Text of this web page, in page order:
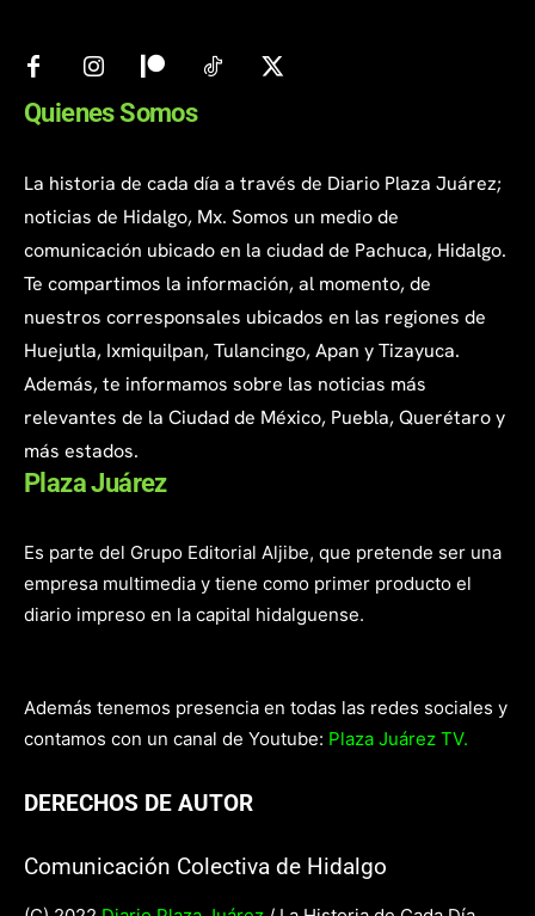
Quienes Somos
La historia de cada día a través de Diario Plaza Juárez;
noticias de Hidalgo, Mx. Somos un medio de
comunicación ubicado en la ciudad de Pachuca, Hidalgo.
Te compartimos la información, al momento, de
nuestros corresponsales ubicados en las regiones de
Huejutla, Ixmiquilpan, Tulancingo, Apan y Tizayuca.
Además, te informamos sobre las noticias más
relevantes de la Ciudad de México, Puebla, Querétaro y
más estados.
Plaza Juárez
Es parte del Grupo Editorial Aljibe, que pretende ser una
empresa multimedia y tiene como primer producto el
diario impreso en la capital hidalguense.
Además tenemos presencia en todas las redes sociales y
contamos con un canal de Youtube: Plaza Juárez TV.
DERECHOS DE AUTOR
Comunicación Colectiva de Hidalgo